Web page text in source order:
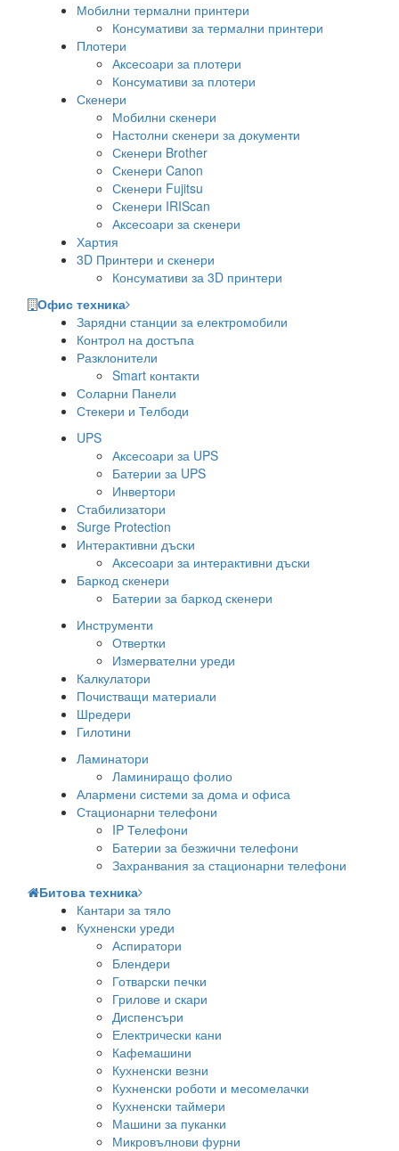
Мобилни термални принтери
Консумативи за термални принтери
Плотери
Аксесоари за плотери
Консумативи за плотери
Скенери
Мобилни скенери
Настолни скенери за документи
Скенери Brother
Скенери Canon
Скенери Fujitsu
Скенери IRIScan
Аксесоари за скенери
Хартия
3D Принтери и скенери
Консумативи за 3D принтери
Офис техника
Зарядни станции за електромобили
Контрол на достъпа
Разклонители
Smart контакти
Соларни Панели
Стекери и Телбоди
UPS
Аксесоари за UPS
Батерии за UPS
Инвертори
Стабилизатори
Surge Protection
Интерактивни дъски
Аксесоари за интерактивни дъски
Баркод скенери
Батерии за баркод скенери
Инструменти
Отвертки
Измервателни уреди
Калкулатори
Почистващи материали
Шредери
Гилотини
Ламинатори
Ламиниращо фолио
Алармени системи за дома и офиса
Стационарни телефони
IP Телефони
Батерии за безжични телефони
Захранвания за стационарни телефони
Битова техника
Кантари за тяло
Кухненски уреди
Аспиратори
Блендери
Готварски печки
Грилове и скари
Диспенсъри
Електрически кани
Кафемашини
Кухненски везни
Кухненски роботи и месомелачки
Кухненски таймери
Машини за пуканки
Микровълнови фурни